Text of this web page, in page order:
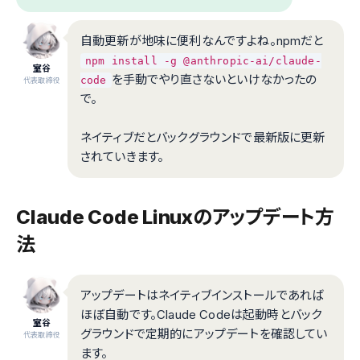
室谷
代表取締役
自動更新が地味に便利なんですよね。npmだと
npm install -g @anthropic-ai/claude-
code を手動でやり直さないといけなかったの
で。
ネイティブだとバックグラウンドで最新版に更新
されていきます。
Claude Code Linuxのアップデート方
法
室谷
代表取締役
アップデートはネイティブインストールであれば
ほぼ自動です。Claude Codeは起動時とバック
グラウンドで定期的にアップデートを確認してい
ます。